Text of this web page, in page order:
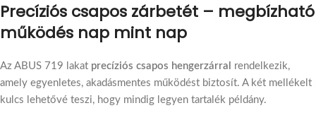
Precíziós csapos zárbetét – megbízható
működés nap mint nap
Az ABUS 719 lakat precíziós csapos hengerzárral
rendelkezik,
amely egyenletes, akadásmentes működést biztosít. A két mellékelt
kulcs lehetővé teszi, hogy mindig legyen tartalék példány.